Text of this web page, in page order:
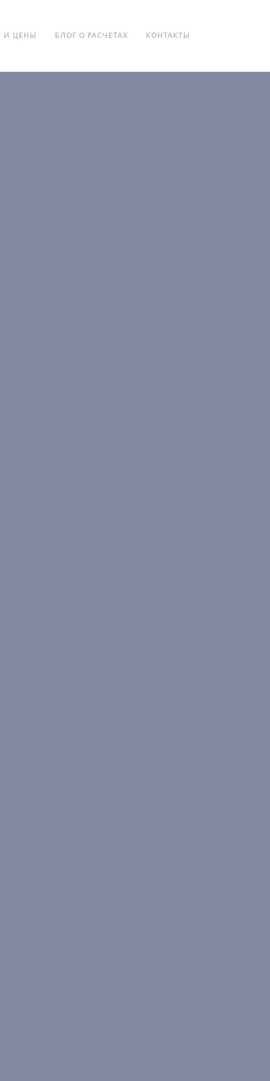
И ЦЕНЫ БЛОГ О РАСЧЕТАХ КОНТАКТЫ